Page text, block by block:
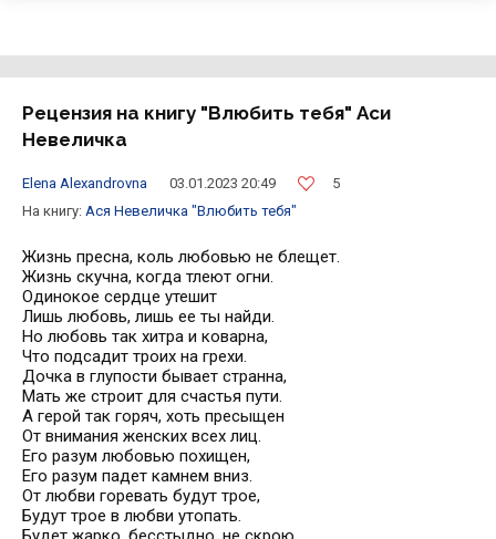
Рецензия на книгу "Влюбить тебя" Аси
Невеличка
Elena Alexandrovna 03.01.2023 20:49
5
На книгу: Ася Невеличка "Влюбить тебя"
Жизнь пресна, коль любовью не блещет.
Жизнь скучна, когда тлеют огни.
Одинокое сердце утешит
Лишь любовь, лишь ее ты найди.
Но любовь так хитра и коварна,
Что подсадит троих на грехи.
Дочка в глупости бывает странна,
Мать же строит для счастья пути.
А герой так горяч, хоть пресыщен
От внимания женских всех лиц.
Его разум любовью похищен,
Его разум падет камнем вниз.
От любви горевать будут трое,
Будут трое в любви утопать.